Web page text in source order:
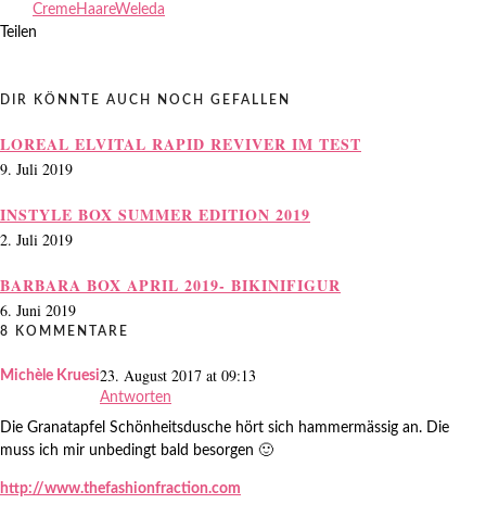
CremeHaareWeleda
Teilen
DIR KÖNNTE AUCH NOCH GEFALLEN
LOREAL ELVITAL RAPID REVIVER IM TEST
9. Juli 2019
INSTYLE BOX SUMMER EDITION 2019
2. Juli 2019
BARBARA BOX APRIL 2019- BIKINIFIGUR
6. Juni 2019
8 KOMMENTARE
Michèle Kruesi23. August 2017 at 09:13
Antworten
Die Granatapfel Schönheitsdusche hört sich hammermässig an. Die
muss ich mir unbedingt bald besorgen 🙂
http://www.thefashionfraction.com